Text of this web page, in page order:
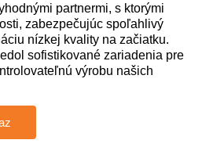
partnermi, s ktorými
zabezpečujúc spoľahlivý
nízkej kvality na začiatku.
sofistikované zariadenia pre
výrobu našich